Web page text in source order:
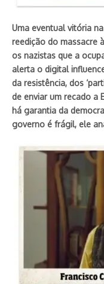
Uma eventual vitória
reedição do massacre
os nazistas que a
alerta o digital
da resistência, dos
de enviar um recado a
há garantia da
governo é frágil, ele